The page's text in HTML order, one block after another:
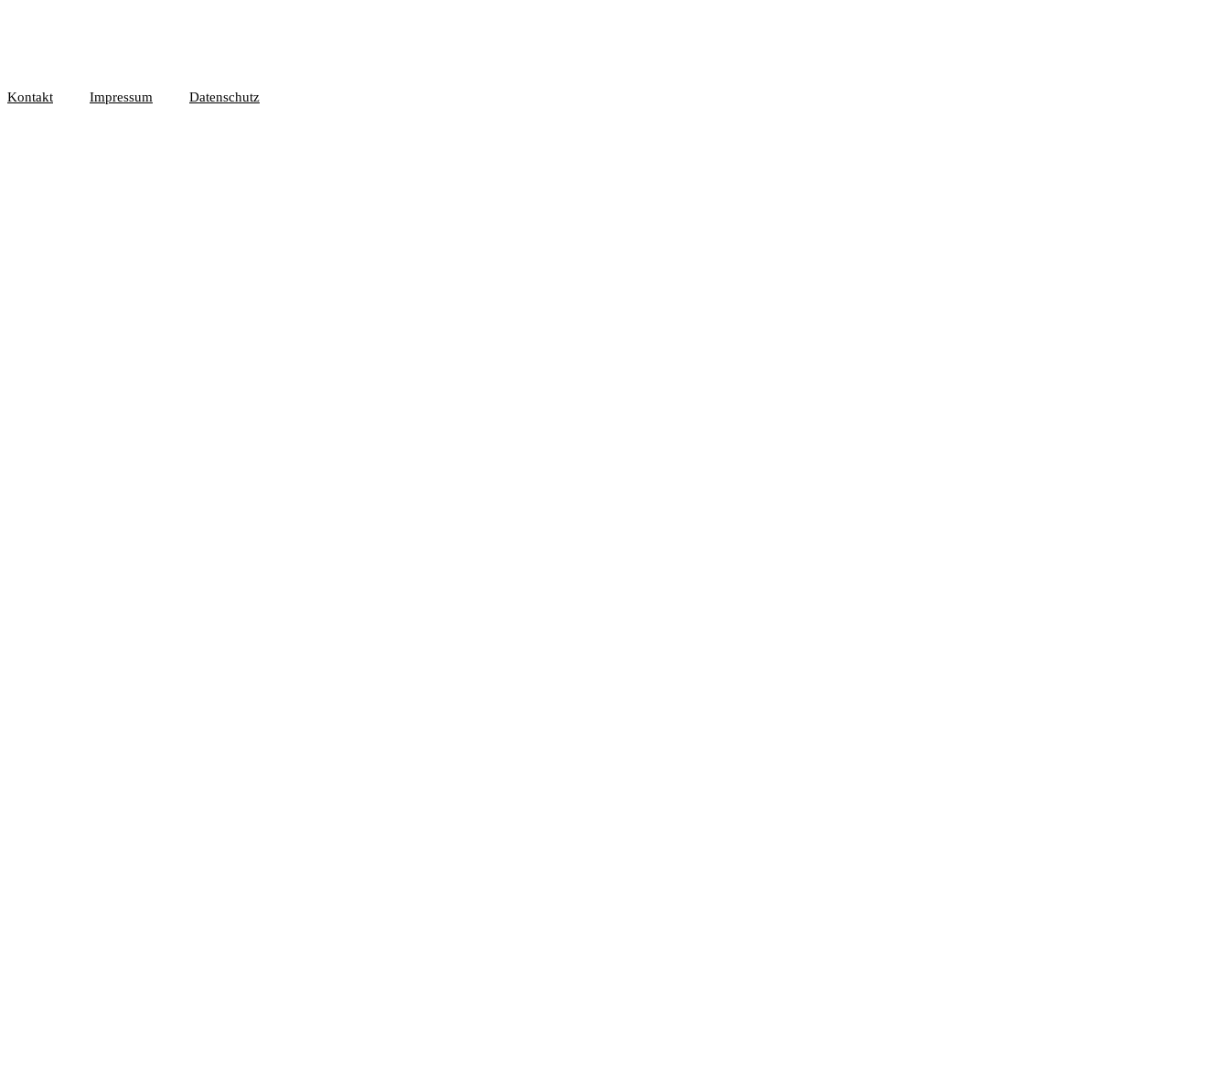
Kontakt Impressum Datenschutz